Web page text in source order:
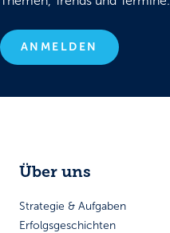
ANMELDEN
Über uns
Strategie & Aufgaben
Erfolgsgeschichten